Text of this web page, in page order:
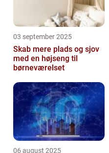
03 september 2025
Skab mere plads og sjov
med en højseng til
børneværelset
06 august 2025